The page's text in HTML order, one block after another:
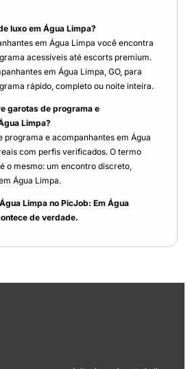
luxo em Água Limpa?
em Água Limpa você encontra
acessíveis até escorts premium.
em Água Limpa, GO, para
rápido, completo ou noite inteira.
garotas de programa e
Limpa?
programa e acompanhantes em Água
com perfis verificados. O termo
o mesmo: um encontro discreto,
Água Limpa.
Limpa no PicJob: Em Água
de verdade.